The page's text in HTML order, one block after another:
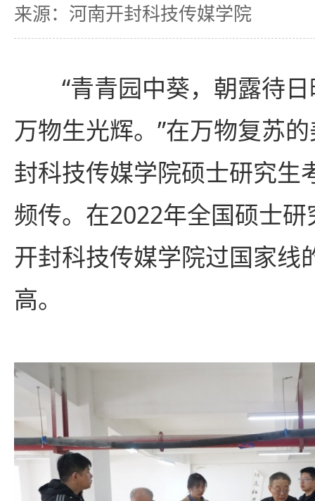
来源：河南开封科技传媒学院
“青青园中葵，朝露待
万物生光辉。”在万物复苏
封科技传媒学院硕士研究生
频传。在2022年全国硕士
开封科技传媒学院过国家线
高。